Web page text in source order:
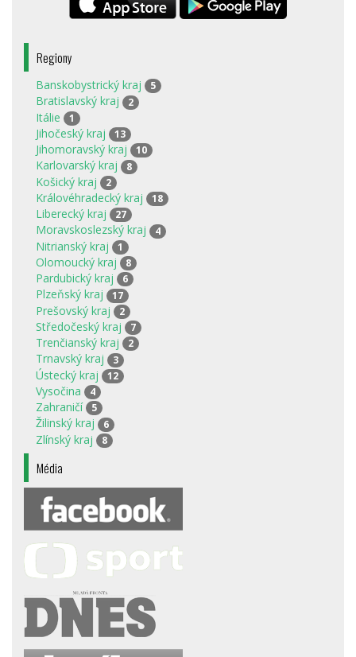
Regiony
Banskobystrický kraj 5
Bratislavský kraj 2
Itálie 1
Jihočeský kraj 13
Jihomoravský kraj 10
Karlovarský kraj 8
Košický kraj 2
Královéhradecký kraj 18
Liberecký kraj 27
Moravskoslezský kraj 4
Nitrianský kraj 1
Olomoucký kraj 8
Pardubický kraj 6
Plzeňský kraj 17
Prešovský kraj 2
Středočeský kraj 7
Trenčianský kraj 2
Trnavský kraj 3
Ústecký kraj 12
Vysočina 4
Zahraničí 5
Žilinský kraj 6
Zlínský kraj 8
Média